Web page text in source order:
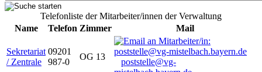
Telefonliste der Mitarbeiter/innen der Verwaltung
Name
Telefon Zimmer Mail
Sekretariat
/ Zentrale
09201
987-0
OG 13
poststelle@vg-